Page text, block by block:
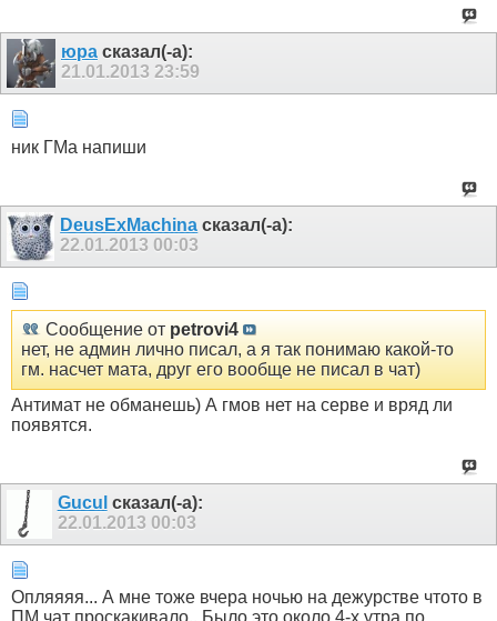
юра сказал(-а):
21.01.2013 23:59
ник ГМа напиши
DeusExMachina сказал(-а):
22.01.2013 00:03
Сообщение от petrovi4
нет, не админ лично писал, а я так понимаю какой-то
гм. насчет мата, друг его вообще не писал в чат)
Антимат не обманешь) А гмов нет на серве и вряд ли
появятся.
Gucul сказал(-а):
22.01.2013 00:03
Опляяяя... А мне тоже вчера ночью на дежурстве чтото в